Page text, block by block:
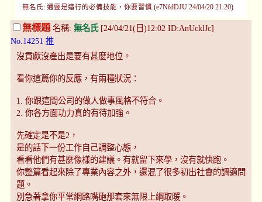
無名氏: 通靈是這行的必備技能，你要習慣 (e7NfdDJU 24/04/20 21:20)
無標題 名稱: 無名氏[24/04/21(日)12:02 ID:AnUcklJc]
No.14251 推
沒貢獻沒產出是要有甚麼地位。
看你這篇你的反應，有兩種狀況：
1. 你跟這間公司的做人做事風格不符合。
2. 你各方面功力真的有待加強。
先確定是不是2，
是的話下一份工作自己調整心態，
看看他們有甚麼像樣的建議。有就留下來學，沒有就快跑。
你整篇看起來除了專業內容之外，還混了很多初出社會的調適問
題。
別急著拿你平常網路嘴砲那套來無限上綱取暖。